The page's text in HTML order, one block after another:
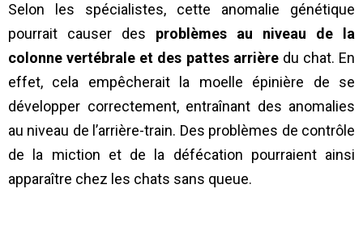
Selon les spécialistes, cette anomalie génétique
pourrait causer des problèmes au niveau de la
colonne vertébrale et des pattes arrièredu chat. En
effet, cela empêcherait la moelle épinière de se
développer correctement, entraînant des anomalies
au niveau de l’arrière-train. Des problèmes de contrôle
de la miction et de la défécation pourraient ainsi
apparaître chez les chats sans queue.